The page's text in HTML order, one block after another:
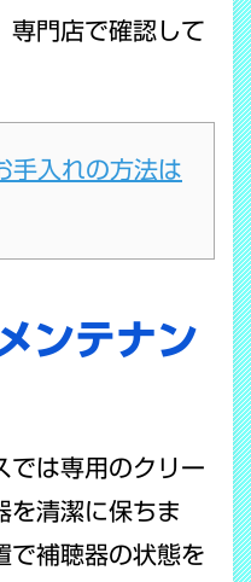
専門店で確認して
手入れの方法は
ンテナン
では専用のクリー
を清潔に保ちま
で補聴器の状態を